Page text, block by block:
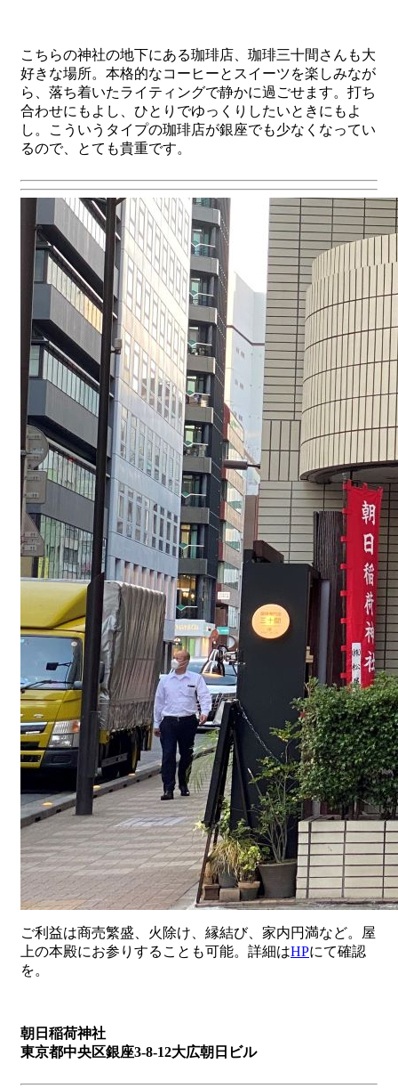
こちらの神社の地下にある珈琲店、珈琲三十間さんも大
好きな場所。本格的なコーヒーとスイーツを楽しみなが
ら、落ち着いたライティングで静かに過ごせます。打ち
合わせにもよし、ひとりでゆっくりしたいときにもよ
し。こういうタイプの珈琲店が銀座でも少なくなってい
るので、とても貴重です。
ご利益は商売繁盛、火除け、縁結び、家内円満など。屋
上の本殿にお参りすることも可能。詳細はHPにて確認
を。
朝日稲荷神社
東京都中央区銀座3-8-12大広朝日ビル